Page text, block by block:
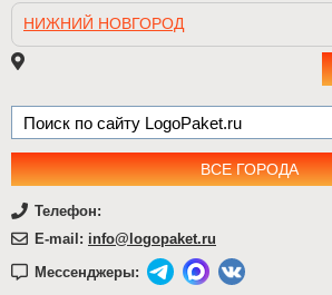
НИЖНИЙ НОВГОРОД
ВСЕ ГОРОДА
Телефон:
E-mail: info@logopaket.ru
Мессенджеры: